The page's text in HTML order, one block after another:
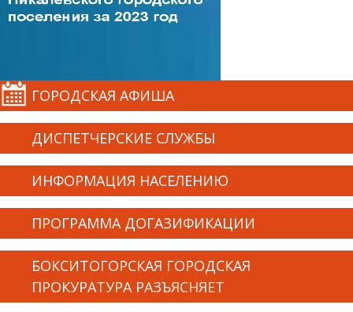
ГОРОДСКАЯ АФИША
ДИСПЕТЧЕРСКИЕ СЛУЖБЫ
ИНФОРМАЦИЯ НАСЕЛЕНИЮ
ПРОГРАММА ДОГАЗИФИКАЦИИ
БОКСИТОГОРСКАЯ ГОРОДСКАЯ
ПРОКУРАТУРА РАЗЪЯСНЯЕТ